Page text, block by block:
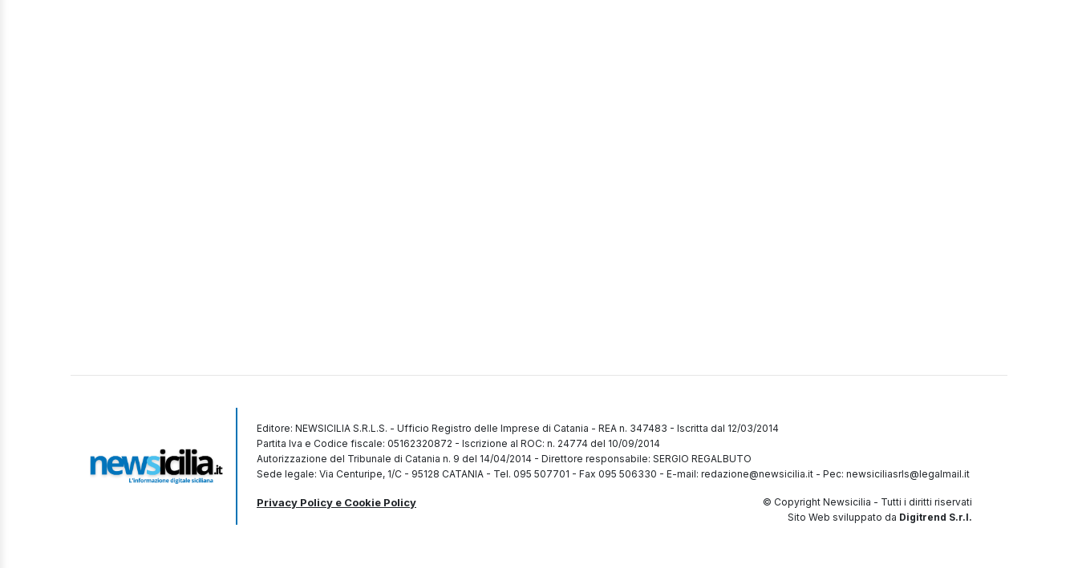
Editore: NEWSICILIA S.R.L.S. - Ufficio Registro delle Imprese di Catania - REA n. 347483 - Iscritta dal 12/03/2014
Partita Iva e Codice fiscale: 05162320872 - Iscrizione al ROC: n. 24774 del 10/09/2014
Autorizzazione del Tribunale di Catania n. 9 del 14/04/2014 - Direttore responsabile: SERGIO REGALBUTO
Sede legale: Via Centuripe, 1/C - 95128 CATANIA - Tel. 095 507701 - Fax 095 506330 - E-mail: redazione@newsicilia.it - Pec: newsiciliasrls@legalmail.it
Privacy Policy e Cookie Policy
© Copyright Newsicilia - Tutti i diritti riservati
Sito Web sviluppato da Digitrend S.r.l.